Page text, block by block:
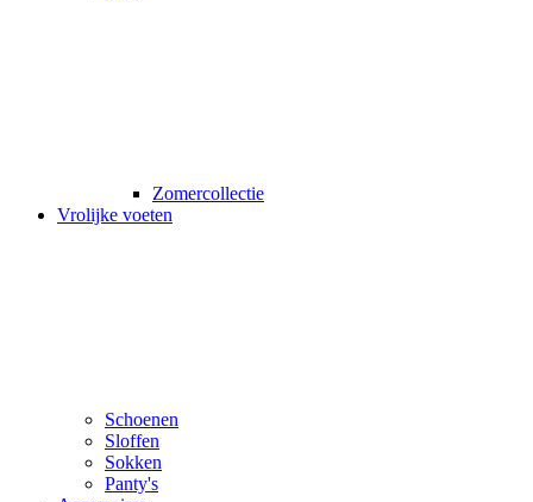
Zomercollectie
Vrolijke voeten
Schoenen
Sloffen
Sokken
Panty's